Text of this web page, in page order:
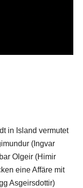
in Island vermutet
(Ingvar
Olgeir (Himir
eine Affäre mit
Asgeirsdottir)